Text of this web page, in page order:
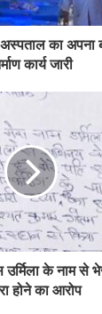
का अपना
कार्य जारी
के नाम से
होने का आरोप